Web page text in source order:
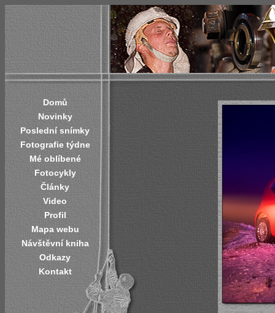
Domů
Novinky
Poslední snímky
Fotografie týdne
Mé oblíbené
Fotocykly
Články
Video
Profil
Mapa webu
Návštěvní kniha
Odkazy
Kontakt